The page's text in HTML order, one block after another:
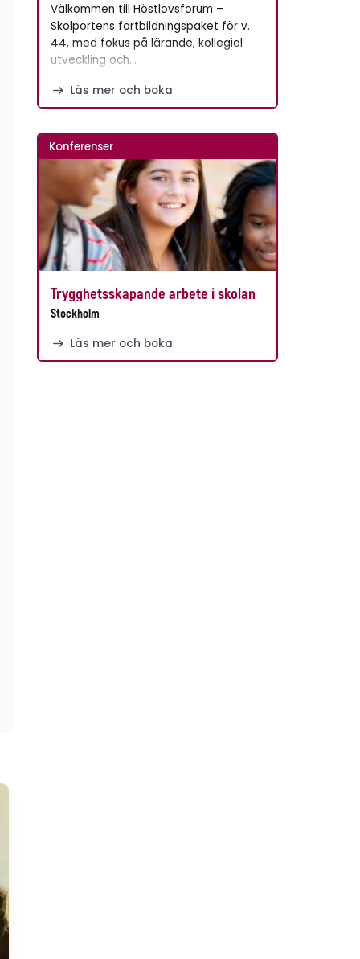
Välkommen till Höstlovsforum –
Skolportens fortbildningspaket för v.
44, med fokus på lärande, kollegial
utveckling och…
Läs mer och boka
Konferenser
Trygghetsskapande arbete i skolan
Stockholm
Läs mer och boka